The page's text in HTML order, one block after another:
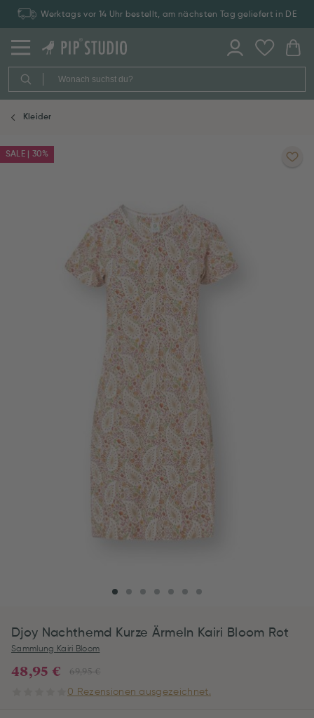
Werktags vor 14 Uhr bestellt, am nächsten Tag geliefert in DE
Kleider
SALE | 30%
Djoy Nachthemd Kurze Ärmeln Kairi Bloom Rot
Sammlung Kairi Bloom
69,95 €
48,95 €
0 Rezensionen ausgezeichnet.